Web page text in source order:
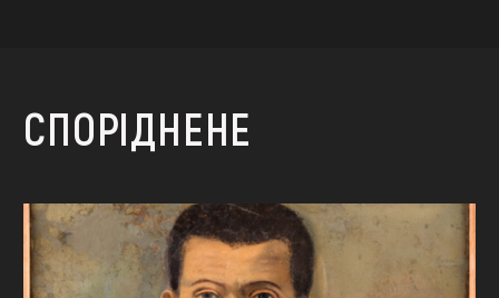
СПОРІДНЕНЕ